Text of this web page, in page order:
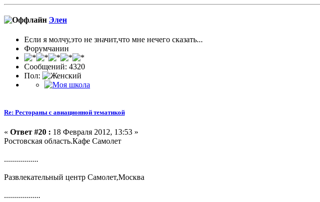
Элен
Если я молчу,это не значит,что мне нечего сказать...
Форумчанин
Сообщений: 4320
Пол:
Re: Рестораны с авиационной тематикой
« Ответ #20 : 18 Февраля 2012, 13:53 »
Ростовская область.Кафе Самолет
.................
Развлекательный центр Самолет,Москва
..................